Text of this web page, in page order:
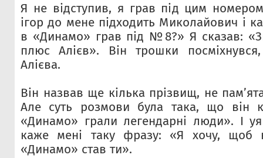
Я не відступив, я грав під цим
ігор до мене підходить Миколайович і
в «Динамо» грав під №8?» Я сказав:
плюс Алієв». Він трошки
Алієва.
Він назвав ще кілька прізвищ, не
Але суть розмови була така, що
«Динамо» грали легендарні люди». І
каже мені таку фразу: «Я хочу,
«Динамо» став ти».